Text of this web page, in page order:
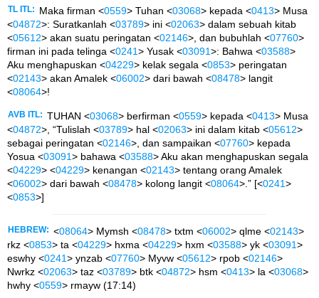
TL ITL: Maka firman <0559> Tuhan <03068> kepada <0413> Musa
<04872>: Suratkanlah <03789> ini <02063> dalam sebuah kitab
<05612> akan suatu peringatan <02146>, dan bubuhlah <07760>
firman ini pada telinga <0241> Yusak <03091>: Bahwa <03588>
Aku menghapuskan <04229> kelak segala <0853> peringatan
<02143> akan Amalek <06002> dari bawah <08478> langit
<08064>!
AVB ITL: TUHAN <03068> berfirman <0559> kepada <0413> Musa
<04872>, “Tulislah <03789> hal <02063> ini dalam kitab <05612>
sebagai peringatan <02146>, dan sampaikan <07760> kepada
Yosua <03091> bahawa <03588> Aku akan menghapuskan segala
<04229> <04229> kenangan <02143> tentang orang Amalek
<06002> dari bawah <08478> kolong langit <08064>.” [<0241>
<0853>]
HEBREW: <08064> Mymsh <08478> txtm <06002> qlme <02143>
rkz <0853> ta <04229> hxma <04229> hxm <03588> yk <03091>
eswhy <0241> ynzab <07760> Myvw <05612> rpob <02146>
Nwrkz <02063> taz <03789> btk <04872> hsm <0413> la <03068>
hwhy <0559> rmayw (17:14)